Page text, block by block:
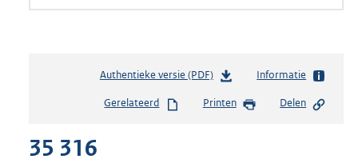
Authentieke versie (PDF)b
s
Informatie
Gerelateerd Printen Delen
35 316